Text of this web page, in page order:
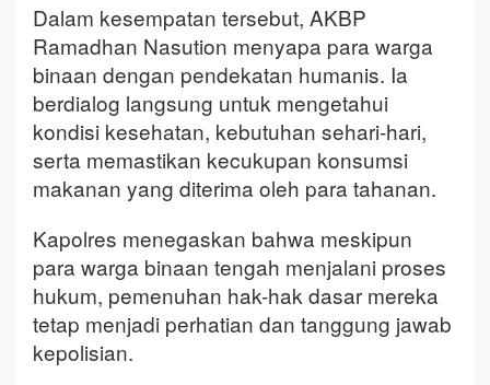
Dalam kesempatan tersebut, AKBP
Ramadhan Nasution menyapa para warga
binaan dengan pendekatan humanis. Ia
berdialog langsung untuk mengetahui
kondisi kesehatan, kebutuhan sehari-hari,
serta memastikan kecukupan konsumsi
makanan yang diterima oleh para tahanan.
Kapolres menegaskan bahwa meskipun
para warga binaan tengah menjalani proses
hukum, pemenuhan hak-hak dasar mereka
tetap menjadi perhatian dan tanggung jawab
kepolisian.